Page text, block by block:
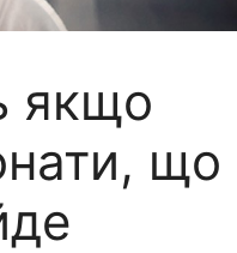
якщо
що